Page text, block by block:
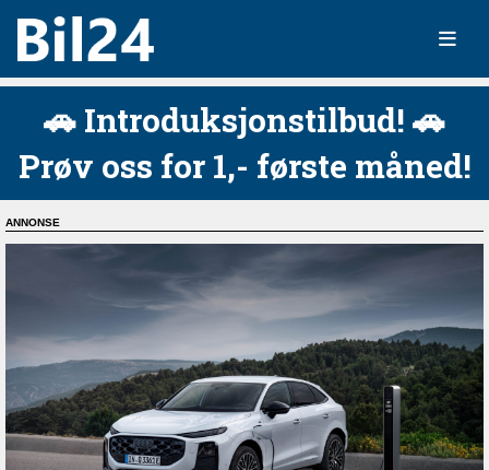
🚗 Introduksjonstilbud! 🚗
Prøv oss for 1,- første måned!